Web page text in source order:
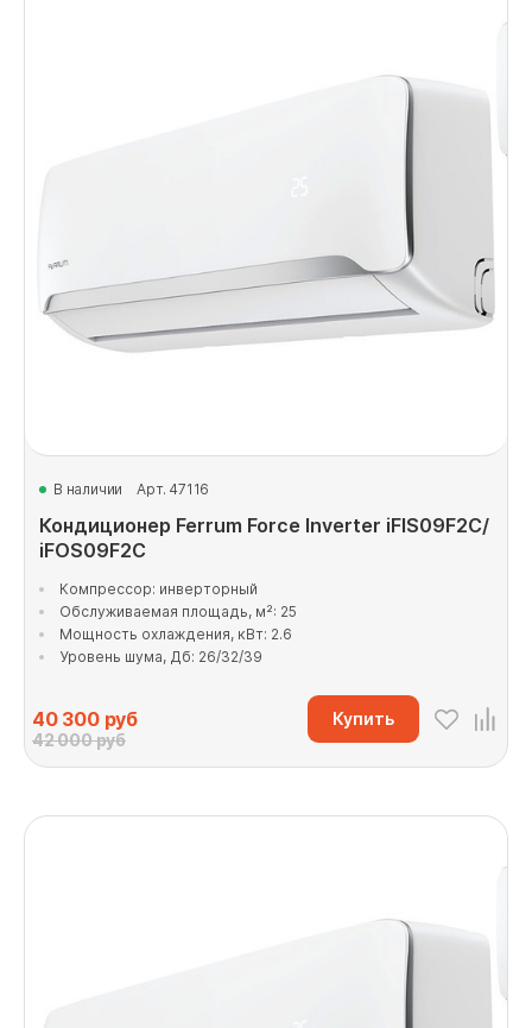
В наличии Арт. 47116
Кондиционер Ferrum Force Inverter iFIS09F2С/
iFOS09F2С
Компрессор: инверторный
Обслуживаемая площадь, м²: 25
Мощность охлаждения, кВт: 2.6
Уровень шума, Дб: 26/32/39
40 300руб
42 000 руб
Купить